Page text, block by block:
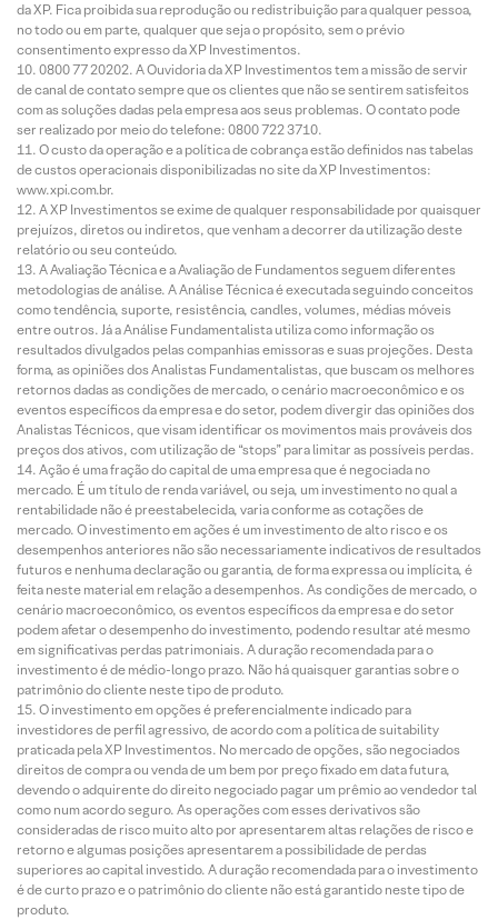
da XP. Fica proibida sua reprodução ou redistribuição para qualquer pessoa,
no todo ou em parte, qualquer que seja o propósito, sem o prévio
consentimento expresso da XP Investimentos.
0800 77 20202. A Ouvidoria da XP Investimentos tem a missão de servir
de canal de contato sempre que os clientes que não se sentirem satisfeitos
com as soluções dadas pela empresa aos seus problemas. O contato pode
ser realizado por meio do telefone: 0800 722 3710.
O custo da operação e a política de cobrança estão definidos nas tabelas
de custos operacionais disponibilizadas no site da XP Investimentos:
www.xpi.com.br.
A XP Investimentos se exime de qualquer responsabilidade por quaisquer
prejuízos, diretos ou indiretos, que venham a decorrer da utilização deste
relatório ou seu conteúdo.
A Avaliação Técnica e a Avaliação de Fundamentos seguem diferentes
metodologias de análise. A Análise Técnica é executada seguindo conceitos
como tendência, suporte, resistência, candles, volumes, médias móveis
entre outros. Já a Análise Fundamentalista utiliza como informação os
resultados divulgados pelas companhias emissoras e suas projeções. Desta
forma, as opiniões dos Analistas Fundamentalistas, que buscam os melhores
retornos dadas as condições de mercado, o cenário macroeconômico e os
eventos específicos da empresa e do setor, podem divergir das opiniões dos
Analistas Técnicos, que visam identificar os movimentos mais prováveis dos
preços dos ativos, com utilização de “stops” para limitar as possíveis perdas.
Ação é uma fração do capital de uma empresa que é negociada no
mercado. É um título de renda variável, ou seja, um investimento no qual a
rentabilidade não é preestabelecida, varia conforme as cotações de
mercado. O investimento em ações é um investimento de alto risco e os
desempenhos anteriores não são necessariamente indicativos de resultados
futuros e nenhuma declaração ou garantia, de forma expressa ou implícita, é
feita neste material em relação a desempenhos. As condições de mercado, o
cenário macroeconômico, os eventos específicos da empresa e do setor
podem afetar o desempenho do investimento, podendo resultar até mesmo
em significativas perdas patrimoniais. A duração recomendada para o
investimento é de médio-longo prazo. Não há quaisquer garantias sobre o
patrimônio do cliente neste tipo de produto.
O investimento em opções é preferencialmente indicado para
investidores de perfil agressivo, de acordo com a política de suitability
praticada pela XP Investimentos. No mercado de opções, são negociados
direitos de compra ou venda de um bem por preço fixado em data futura,
devendo o adquirente do direito negociado pagar um prêmio ao vendedor tal
como num acordo seguro. As operações com esses derivativos são
consideradas de risco muito alto por apresentarem altas relações de risco e
retorno e algumas posições apresentarem a possibilidade de perdas
superiores ao capital investido. A duração recomendada para o investimento
é de curto prazo e o patrimônio do cliente não está garantido neste tipo de
produto.